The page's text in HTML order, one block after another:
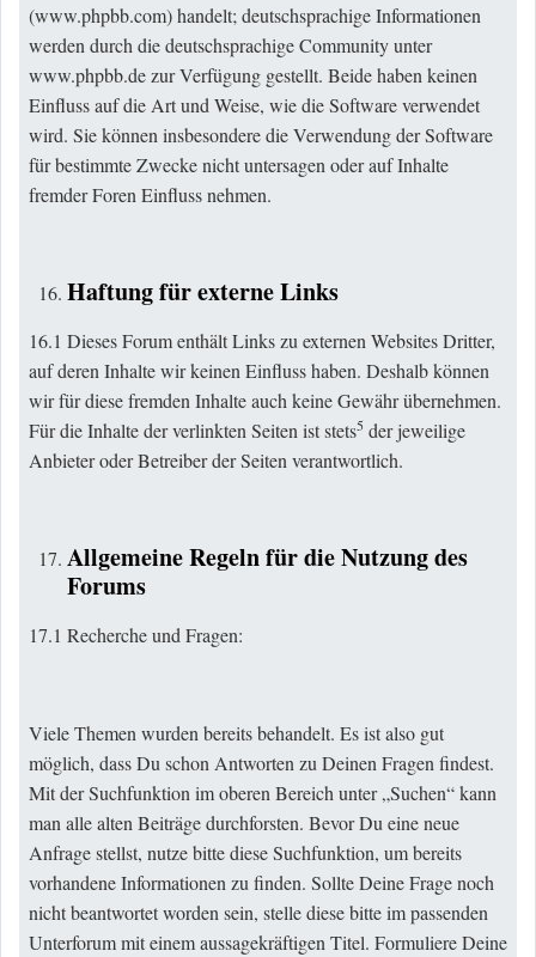
(www.phpbb.com) handelt; deutschsprachige Informationen
werden durch die deutschsprachige Community unter
www.phpbb.de zur Verfügung gestellt. Beide haben keinen
Einfluss auf die Art und Weise, wie die Software verwendet
wird. Sie können insbesondere die Verwendung der Software
für bestimmte Zwecke nicht untersagen oder auf Inhalte
fremder Foren Einfluss nehmen.
Haftung für externe Links
16.1 Dieses Forum enthält Links zu externen Websites Dritter,
auf deren Inhalte wir keinen Einfluss haben. Deshalb können
wir für diese fremden Inhalte auch keine Gewähr übernehmen.
Für die Inhalte der verlinkten Seiten ist stets5 der jeweilige
Anbieter oder Betreiber der Seiten verantwortlich.
Allgemeine Regeln für die Nutzung des
Forums
17.1 Recherche und Fragen:
Viele Themen wurden bereits behandelt. Es ist also gut
möglich, dass Du schon Antworten zu Deinen Fragen findest.
Mit der Suchfunktion im oberen Bereich unter „Suchen“ kann
man alle alten Beiträge durchforsten. Bevor Du eine neue
Anfrage stellst, nutze bitte diese Suchfunktion, um bereits
vorhandene Informationen zu finden. Sollte Deine Frage noch
nicht beantwortet worden sein, stelle diese bitte im passenden
Unterforum mit einem aussagekräftigen Titel. Formuliere Deine